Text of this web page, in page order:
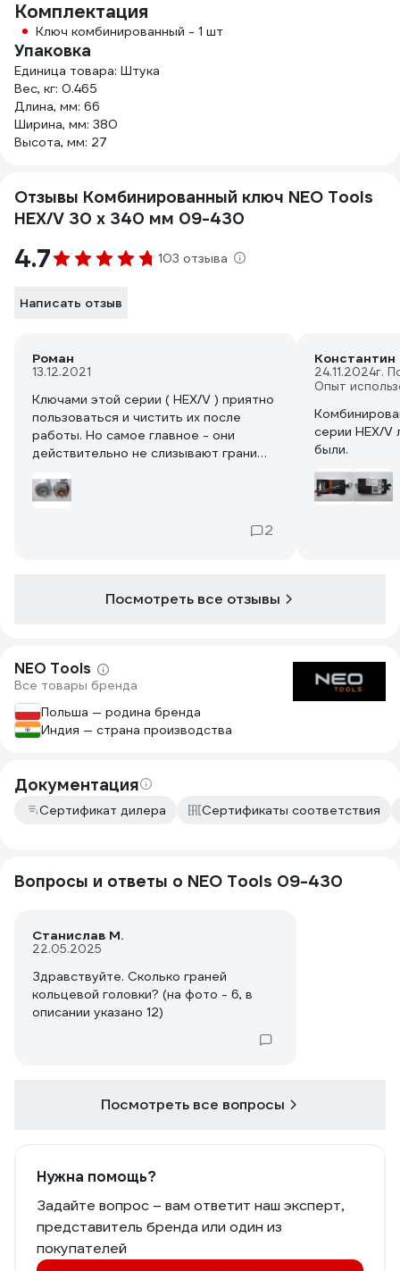
Комплектация
Ключ комбинированный - 1 шт
Упаковка
Единица товара: Штука
Вес, кг: 0.465
Длина, мм: 66
Ширина, мм: 380
Высота, мм: 27
Отзывы Комбинированный ключ NEO Tools
HEX/V 30 x 340 мм 09-430
4.7 103 отзыва
Написать отзыв
Роман
13.12.2021
Ключами этой серии ( HEX/V ) приятно
пользоваться и чистить их после
работы. Но самое главное - они
действительно не слизывают грани
шестигранной формы. Прикладываю
фото, где наглядно видно разницу с
обычным ключем с рожковой стороны
говорить нечего, там все шесть
2
Константин
24.11.2024г.
Опыт
серии HEX/V
были.
Посмотреть все отзывы
NEO Tools
Все товары бренда
Польша — родина бренда
Индия — страна производства
Документация
Сертификат дилера Сертификаты соответствия
Вопросы и ответы о NEO Tools 09-430
Станислав М.
22.05.2025
Здравствуйте. Сколько граней
кольцевой головки? (на фото - 6, в
описании указано 12)
Посмотреть все вопросы
Нужна помощь?
Задайте вопрос – вам ответит наш эксперт,
представитель бренда или один из
покупателей